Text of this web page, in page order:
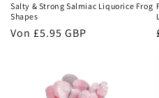
Salty & Strong Salmiac Liquorice Frog
Shapes
Normaler
Von £5.95 GBP